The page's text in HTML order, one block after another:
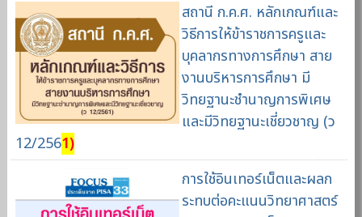
สถานี ก.ค.ศ. หลักเกณฑ์และ
วิธีการให้ข้าราชการครูและ
บุคลากรทางการศึกษา สาย
งานบริหารการศึกษา มี
วิทยฐานะชำนาญการพิเศษ
และมีวิทยฐานะเชี่ยวชาญ (ว
12/2561)
การใช้อินเทอร์เน็ตและผลก
ระทบต่อคะแนนวิทยาศาสตร์